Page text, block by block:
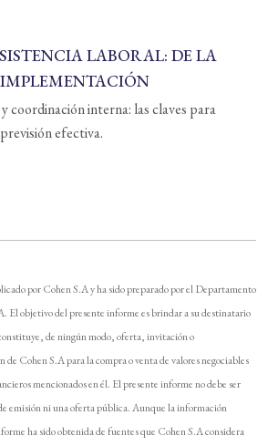
LABORAL: DE LA
coordinación interna: las claves para
efectiva.
por Cohen S.A y ha sido preparado por el Departamento
El objetivo del presente informe es brindar a su destinatario
de ningún modo, oferta, invitación o
de Cohen S.A para la compra o venta de valores negociables
mencionados en él. El presente informe no debe ser
emisión ni una oferta pública. Aunque la información
ha sido obtenida de fuentes que Cohen S.A considera